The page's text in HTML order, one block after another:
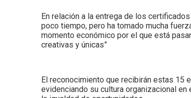
En relación a la entrega de los
poco tiempo, pero ha tomado mucha
momento económico por el que está
creativas y únicas”
El reconocimiento que recibirán estas 15
evidenciando su cultura organizacional